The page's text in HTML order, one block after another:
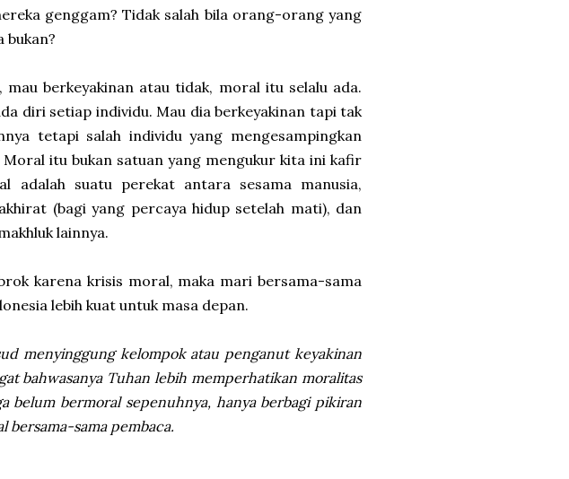
genggam? Tidak salah bila orang-orang yang
bukan?
berkeyakinan atau tidak, moral itu selalu ada.
diri setiap individu. Mau dia berkeyakinan tapi tak
tetapi salah individu yang mengesampingkan
itu bukan satuan yang mengukur kita ini kafir
adalah suatu perekat antara sesama manusia,
(bagi yang percaya hidup setelah mati), dan
lainnya.
karena krisis moral, maka mari bersama-sama
lebih kuat untuk masa depan.
menyinggung kelompok atau penganut keyakinan
bahwasanya Tuhan lebih memperhatikan moralitas
belum bermoral sepenuhnya, hanya berbagi pikiran
bersama-sama pembaca.